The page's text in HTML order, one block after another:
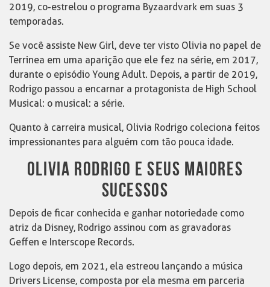
2019, co-estrelou o programa Byzaardvark em suas 3
temporadas.
Se você assiste New Girl, deve ter visto Olivia no papel de
Terrinea em uma aparição que ele fez na série, em 2017,
durante o episódio Young Adult. Depois, a partir de 2019,
Rodrigo passou a encarnar a protagonista de High School
Musical: o musical: a série.
Quanto à carreira musical, Olivia Rodrigo coleciona feitos
impressionantes para alguém com tão pouca idade.
OLIVIA RODRIGO E SEUS MAIORES
SUCESSOS
Depois de ficar conhecida e ganhar notoriedade como
atriz da Disney, Rodrigo assinou com as gravadoras
Geffen e Interscope Records.
Logo depois, em 2021, ela estreou lançando a música
Drivers License, composta por ela mesma em parceria